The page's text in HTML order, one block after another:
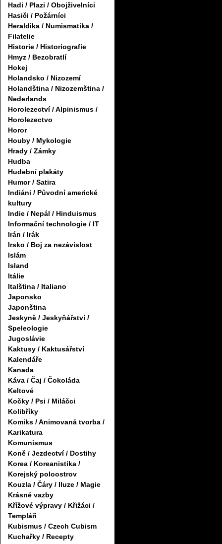
Hadi / Plazi / Obojživelníci
Hasiči / Požárníci
Heraldika / Numismatika /
Filatelie
Historie / Historiografie
Hmyz / Bezobratlí
Hokej
Holandsko / Nizozemí
Holandština / Nizozemština /
Nederlands
Horolezectví / Alpinismus /
Horolezectvo
Horor
Houby / Mykologie
Hrady / Zámky
Hudba
Hudební plakáty
Humor / Satira
Indiáni / Původní americké
kultury
Indie / Nepál / Hinduismus
Informační technologie / IT
Irán / Irák
Irsko / Boj za nezávislost
Islám
Island
Itálie
Italština / Italiano
Japonsko
Japonština
Jeskyně / Jeskyňářství /
Speleologie
Jugoslávie
Kaktusy / Kaktusářství
Kalendáře
Kanada
Káva / Čaj / Čokoláda
Keltové
Kočky / Psi / Miláčci
Kolibříky
Komiks / Animovaná tvorba /
Karikatura
Komunismus
Koně / Jezdectví / Dostihy
Korea / Koreanistika /
Korejský poloostrov
Kouzla / Čáry / Iluze / Magie
Krásné vazby
Křížové výpravy / Křižáci /
Templáři
Kubismus / Czech Cubism
Kuchařky / Recepty